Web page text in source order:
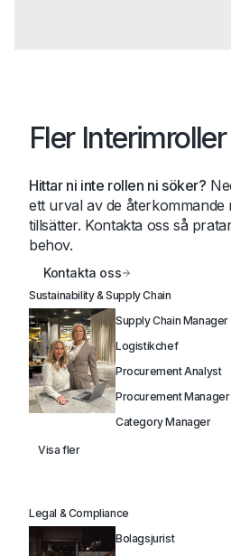
Fler
Hittar ni inte rollen ni söker?
ett urval av de
tillsätter. Kontakta oss så
behov.
Kontakta oss
Sustainability & Supply Chain
Supply Chain Manager
Logistikchef
Procurement Analyst
Procurement Manager
Category Manager
Visa fler
Legal & Compliance
Bolagsjurist